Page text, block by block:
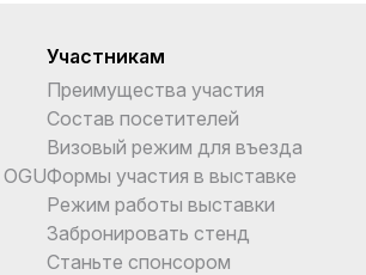
Участникам
Преимущества участия
Состав посетителей
Визовый режим для въезда
Формы участия в выставке
Режим работы выставки
Забронировать стенд
Станьте спонсором